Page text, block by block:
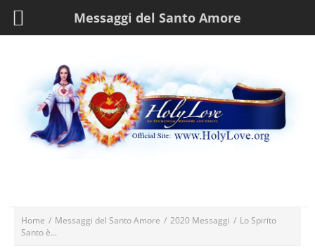
Home / Messaggi del Santo Amore / 2020 Messaggi / Lo Spirito
Santo è...
Messaggi del Santo Amore